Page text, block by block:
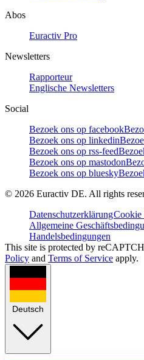
Abos
Euractiv Pro
Newsletters
Rapporteur
Englische Newsletters
Social
Bezoek ons op facebook
Bezoek ons op linkedin
Bezoek ons op rss-feed
Bezoek ons op mastodon
Bezoek ons op bluesky
© 2026 Euractiv DE. All rights
Datenschutzerklärung
Allgemeine
Handelsbedingungen
This site is protected by
Policy and Terms of Service apply.
Deutsch